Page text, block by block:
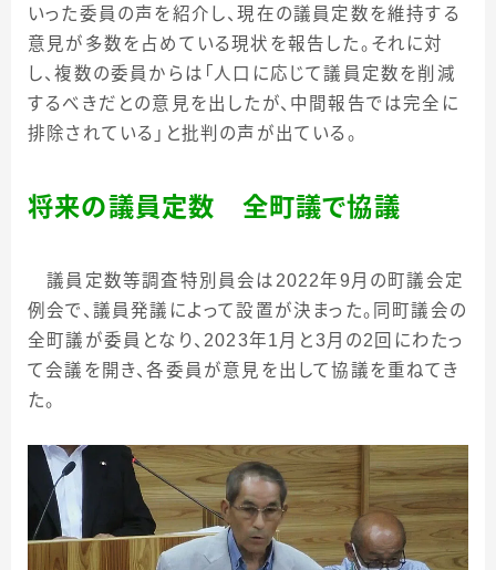
いった委員の声を紹介し、現在の議員定数を維持する
意見が多数を占めている現状を報告した。それに対
し、複数の委員からは「人口に応じて議員定数を削減
するべきだとの意見を出したが、中間報告では完全に
排除されている」と批判の声が出ている。
将来の議員定数 全町議で協議
議員定数等調査特別員会は 2022年9 月の町議会定
例会で、議員発議によって設置が決まった。同町議会の
全町議が委員となり、 2023年1 月と3月の2 回にわたっ
て会議を開き、各委員が意見を出して協議を重ねてき
た。